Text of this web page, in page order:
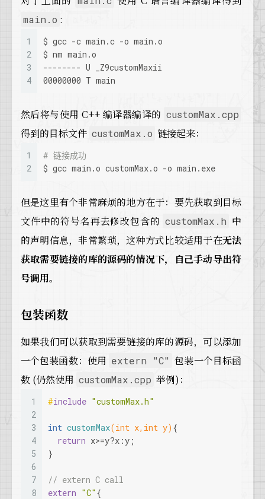
main.o :
1
2
3
4
$ gcc -c main.c -o main.o
$ nm main.o
-------- U _Z9customMaxii
00000000 T main
然后将与使用 C++ 编译器编译的 customMax.cpp
得到的目标文件 customMax.o 链接起来：
1
2
# 链接成功
$ gcc main.o customMax.o -o main.exe
但是这里有个非常麻烦的地方在于：要先获取到目标
文件中的符号名再去修改包含的 customMax.h 中
的声明信息，非常繁琐，这种方式比较适用于在无法
获取需要链接的库的源码的情况下，自己手动导出符
号调用。
包装函数
如果我们可以获取到需要链接的库的源码，可以添加
一个包装函数：使用 extern "C" 包装一个目标函
数 (仍然使用 customMax.cpp 举例)：
1
2
3
4
5
6
7
8
#include "customMax.h"
int customMax(int x, int y) {
return x>=y?x:y;
}
// extern C call
extern "C" {